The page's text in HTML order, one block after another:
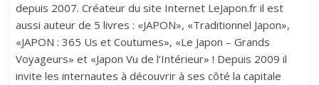
depuis 2007. Créateur du site Internet LeJapon.fr il est
aussi auteur de 5 livres : «JAPON», «Traditionnel Japon»,
«JAPON : 365 Us et Coutumes», «Le Japon – Grands
Voyageurs» et «Japon Vu de l’Intérieur» ! Depuis 2009 il
invite les internautes à découvrir à ses côté la capitale